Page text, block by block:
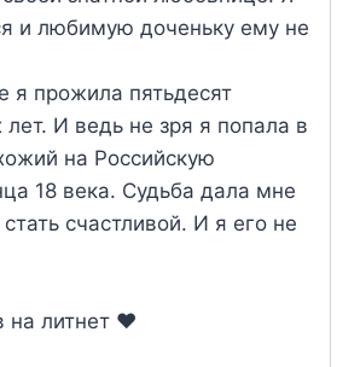
и любимую доченьку ему не
я прожила пятьдесят
лет. И ведь не зря я попала в
на Российскую
18 века. Судьба дала мне
счастливой. И я его не
на литнет ‍❤️‍